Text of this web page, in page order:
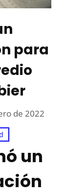
para
de 2022
un